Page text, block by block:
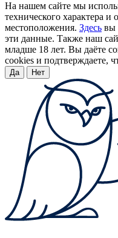
На нашем сайте мы
технического характера
местоположения. Здесь вы
эти данные. Также наш
младше 18 лет. Вы даёте
cookies и подтверждаете,
Да Нет